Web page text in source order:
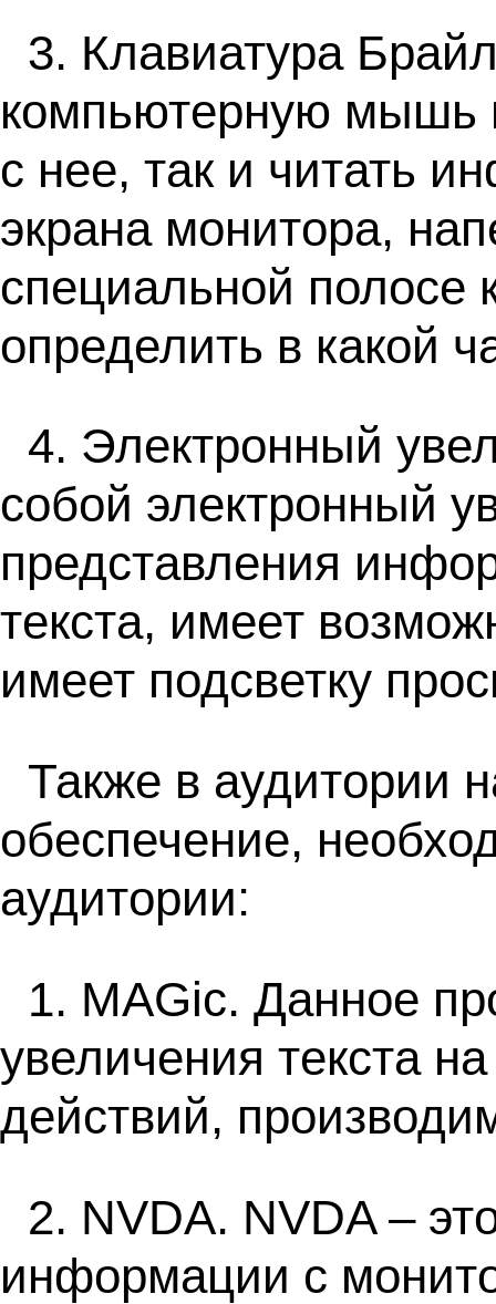
3. Клавиатура
компьютерную мышь
с нее, так и читать
экрана монитора,
специальной полосе
определить в какой
4. Электронный
собой электронный
представления
текста, имеет
имеет подсветку
Также в аудитории
обеспечение,
аудитории:
1. MAGic. Данное
увеличения текста
действий,
2. NVDA. NVDA –
информации с